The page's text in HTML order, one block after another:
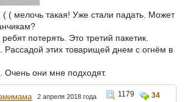
( ( мелочь такая! Уже стали падать. Может
потерять. Это третий пакетик.
этих товарищей днем с огнём в
Очень они мне подходят.
2 апреля 2018 года 1179 34